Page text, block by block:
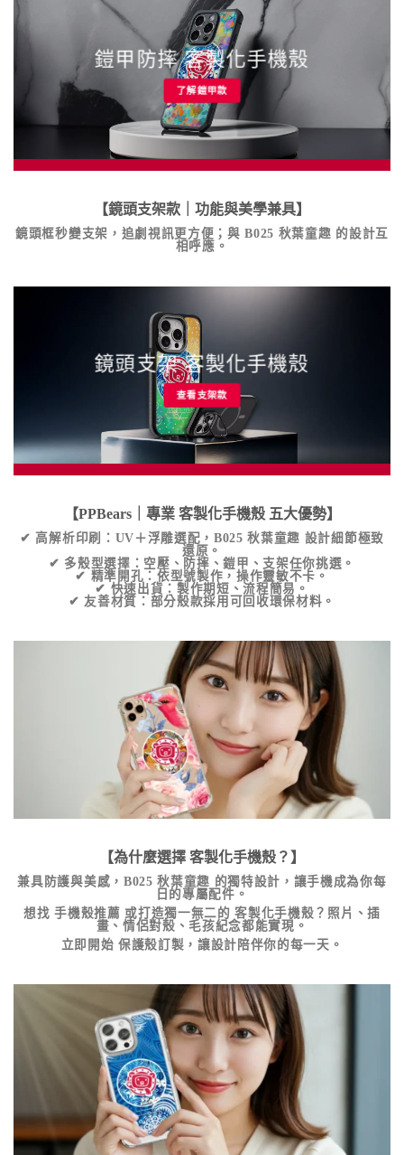
鎧甲防摔 客製化手機殼
了解鎧甲款
【鏡頭支架款｜功能與美學兼具】
鏡頭框秒變支架，追劇視訊更方便；與B025 秋葉童趣 的設計互
相呼應。
鏡頭支架 客製化手機殼
查看支架款
【PPBears｜專業 客製化手機殼五大優勢】
✔高解析印刷 ：UV＋浮雕選配， B025 秋葉童趣 設計細節極致
還原。
✔ 多殼型選擇 ：空壓、防摔、鎧甲、支架任你挑選。
✔ 精準開孔 ：依型號製作，操作靈敏不卡。
✔ 快速出貨 ：製作期短、流程簡易。
✔ 友善材質 ：部分殼款採用可回收環保材料。
【為什麼選擇 客製化手機殼 ？】
兼具防護與美感， B025 秋葉童趣 的獨特設計，讓手機成為你每
日的專屬配件。
想找手機殼推薦 或打造獨一無二的客製化手機殼 ？照片、插
畫、情侶對殼、毛孩紀念都能實現。
立即開始 保護殼訂製 ，讓設計陪伴你的每一天。